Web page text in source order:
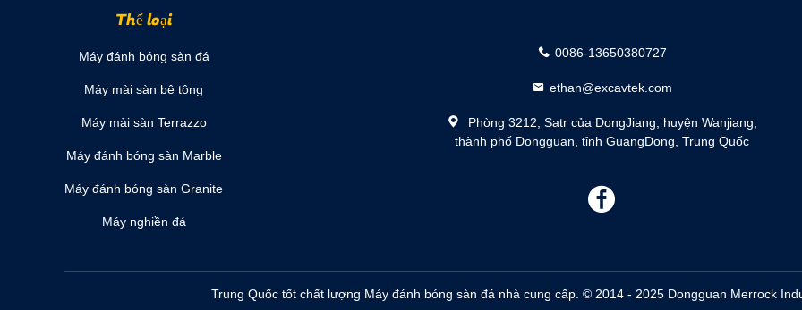
Thể loại
Máy đánh bóng sàn đá
Máy mài sàn bê tông
Máy mài sàn Terrazzo
Máy đánh bóng sàn Marble
Máy đánh bóng sàn Granite
Máy nghiền đá
0086-13650380727
ethan@excavtek.com
Phòng 3212, Satr của DongJiang, huyện Wanjiang,
thành phố Dongguan, tỉnh GuangDong, Trung Quốc
述
Trung Quốc tốt chất lượng Máy đánh bóng sàn đá nhà cung cấp. © 2014 - 2025 Dongguan Merrock